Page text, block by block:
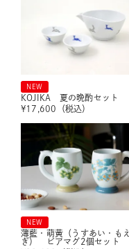
NEW
KOJIKA 夏の晩酌セット
¥17,600 （税込）
NEW
薄藍・萌黄（うすあい・もえ
ぎ） ビアマグ2個セット